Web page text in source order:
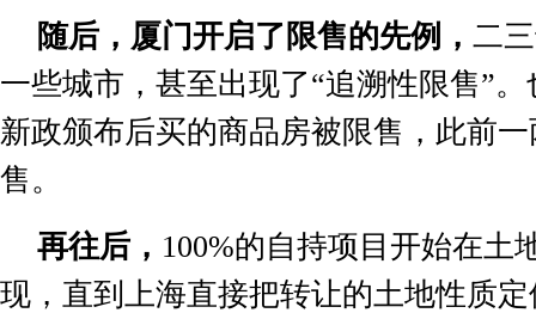
随后，厦门开启了限售的先例，二
一些城市，甚至出现了“追溯性限售”。
新政颁布后买的商品房被限售，此前
售。
再往后， 100%的自持项目开始在土
现，直到上海直接把转让的土地性质